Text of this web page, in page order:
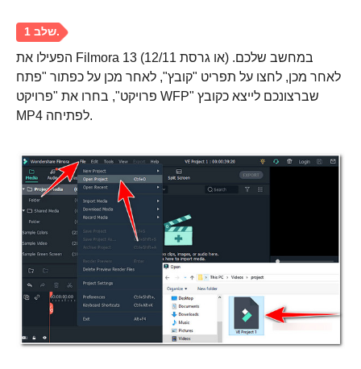
הפעילו את Filmora 13 (או גרסת 12/11) במחשב שלכם.
לאחר מכן, לחצו על תפריט "קובץ", לאחר מכן על כפתור "פתח
פרויקט", בחרו את "פרויקט WFP" שברצונכם לייצא כקובץ
MP4 לפתיחה.